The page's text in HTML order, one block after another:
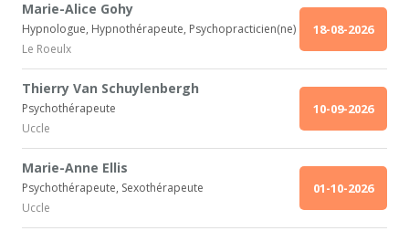
Marie-Alice Gohy
Hypnologue, Hypnothérapeute, Psychopracticien(ne)
Le Roeulx
18-08-2026
Thierry Van Schuylenbergh
Psychothérapeute
Uccle
10-09-2026
Marie-Anne Ellis
Psychothérapeute, Sexothérapeute
Uccle
01-10-2026